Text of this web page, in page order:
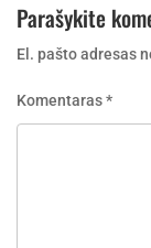
Parašykite
El. pašto adresas
Komentaras*